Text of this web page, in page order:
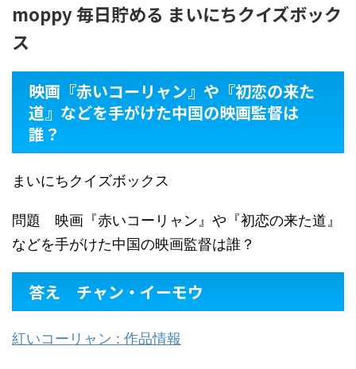
moppy 毎日貯める まいにちクイズボック
ス
映画『赤いコーリャン』や『初恋の来た
道』などを手がけた中国の映画監督は
誰？
まいにちクイズボックス
問題 映画『赤いコーリャン』や『初恋の来た道』
などを手がけた中国の映画監督は誰？
答え チャン・イーモウ
紅いコーリャン : 作品情報